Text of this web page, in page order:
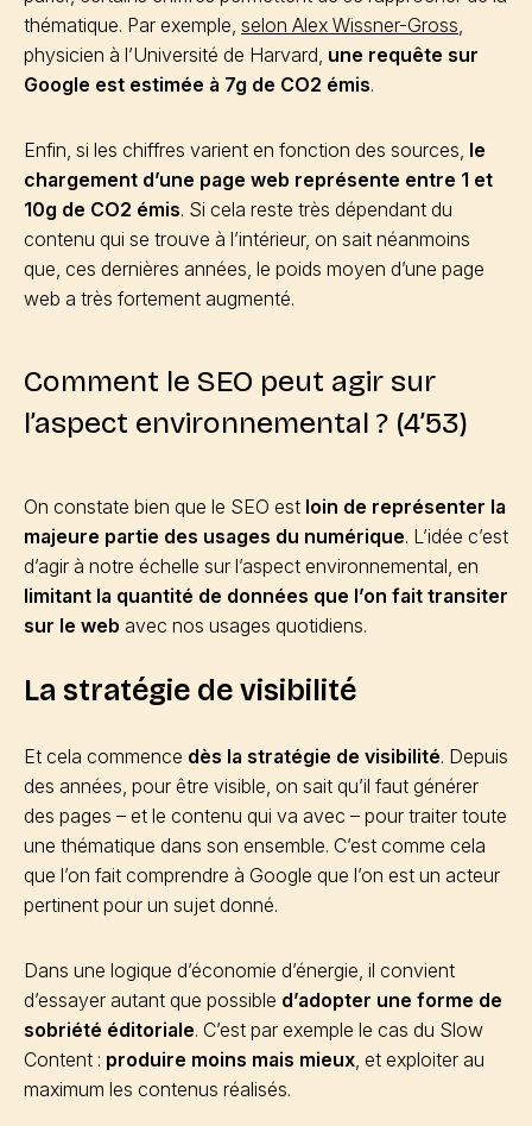
thématique. Par exemple, selon Alex Wissner-Gross,
physicien à l’Université de Harvard, une requête sur
Google est estimée à 7g de CO2 émis.
Enfin, si les chiffres varient en fonction des sources, le
chargement d’une page web représente entre 1 et
10g de CO2 émis. Si cela reste très dépendant du
contenu qui se trouve à l’intérieur, on sait néanmoins
que, ces dernières années, le poids moyen d’une page
web a très fortement augmenté.
Comment le SEO peut agir sur
l’aspect environnemental ? (4’53)
On constate bien que le SEO est loin de représenter la
majeure partie des usages du numérique. L’idée c’est
d’agir à notre échelle sur l’aspect environnemental, en
limitant la quantité de données que l’on fait transiter
sur le web avec nos usages quotidiens.
La stratégie de visibilité
Et cela commence dès la stratégie de visibilité. Depuis
des années, pour être visible, on sait qu’il faut générer
des pages – et le contenu qui va avec – pour traiter toute
une thématique dans son ensemble. C’est comme cela
que l’on fait comprendre à Google que l’on est un acteur
pertinent pour un sujet donné.
Dans une logique d’économie d’énergie, il convient
d’essayer autant que possible d’adopter une forme de
sobriété éditoriale. C’est par exemple le cas du Slow
Content : produire moins mais mieux, et exploiter au
maximum les contenus réalisés.